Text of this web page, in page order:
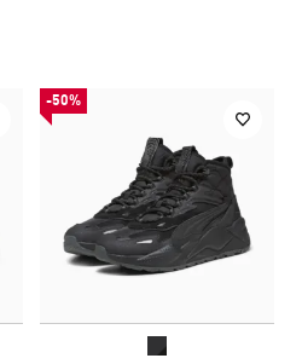
-50%